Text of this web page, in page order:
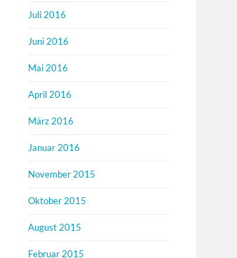
Juli 2016
Juni 2016
Mai 2016
April 2016
März 2016
Januar 2016
November 2015
Oktober 2015
August 2015
Februar 2015